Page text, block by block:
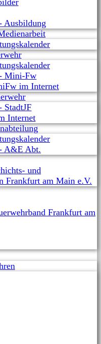
Ausbildung
Mini-Fw
im Internet
StadtJF
Internet
A&E Abt.
und
Frankfurt am Main e.V.
Frankfurt am